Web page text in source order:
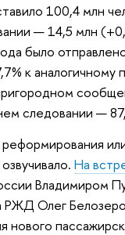
100,4 млн
— 14,5 млн
было
к аналогичному
следовании —
реформирования
На
Владимиром
РЖД Олег
нового